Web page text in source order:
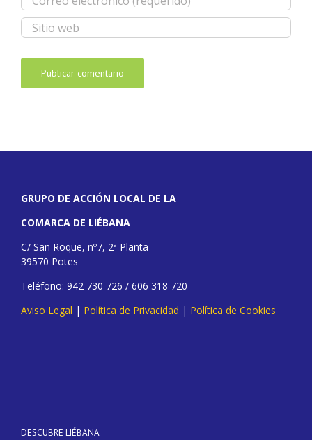
GRUPO DE ACCIÓN LOCAL DE LA
COMARCA DE LIÉBANA
C/ San Roque, nº7, 2ª Planta
39570 Potes
Teléfono: 942 730 726 / 606 318 720
Aviso Legal | Política de Privacidad | Política de Cookies
DESCUBRE LIÉBANA